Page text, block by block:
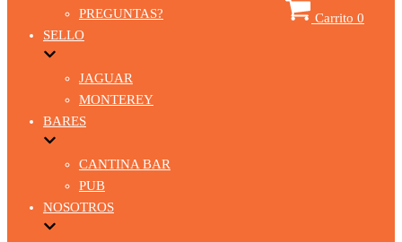
PREGUNTAS?
SELLO
JAGUAR
MONTEREY
BARES
CANTINA BAR
PUB
NOSOTROS
Carrito 0